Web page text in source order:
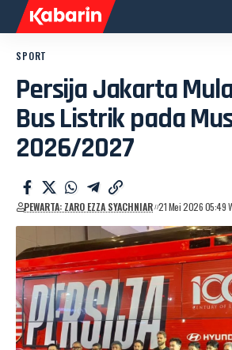
SPORT
Persija Jakarta
Bus Listrik pada
2026/2027
PEWARTA: ZARO EZZA SYACHNIAR 21 Mei 2026 05:49